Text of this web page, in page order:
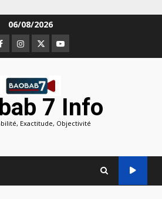
06/08/2026
Instagram
TwitterYoutube
7 Info
Exactitude, Objectivité